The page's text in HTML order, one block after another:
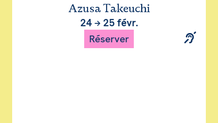
Azusa Takeuchi
24→ 25 févr.
Réserver